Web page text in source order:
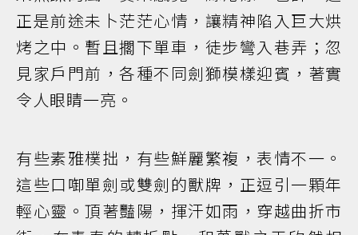
正是前途未卜茫茫心情，讓精神陷入巨大烘
烤之中。暫且擱下單車，徒步彎入巷弄；忽
見家戶門前，各種不同劍獅模樣迎賓，著實
令人眼睛一亮。
有些素雅樸拙，有些鮮麗繁複，表情不一。
這些口啣單劍或雙劍的獸牌，正逗引一顆年
輕心靈。頂著豔陽，揮汗如雨，穿越曲折市